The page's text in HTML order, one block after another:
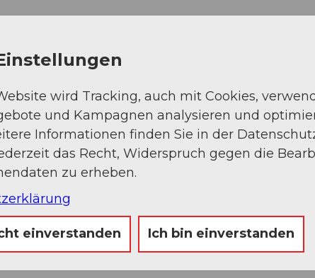
wird Tracking, auch mit Cookies,
und Kampagnen analysieren und
Informationen finden Sie in der
das Recht, Widerspruch gegen die
zu erheben.
einverstanden Ich bin einverstanden